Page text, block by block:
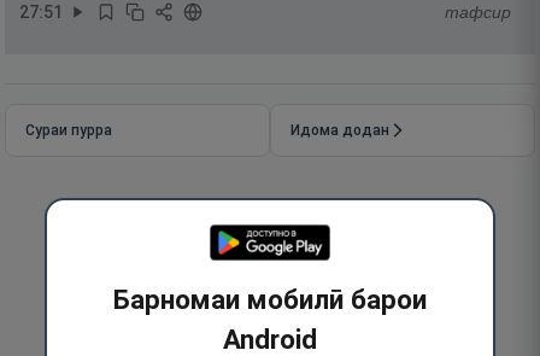
27:51 тафсир
Сураи пурра Идома додан
Барномаи мобилӣ барои
Android